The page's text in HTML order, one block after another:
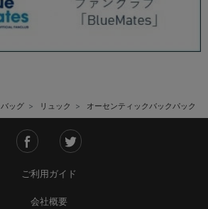
バッグ リュック オーセンティックバックパック
ご利用ガイド
会社概要